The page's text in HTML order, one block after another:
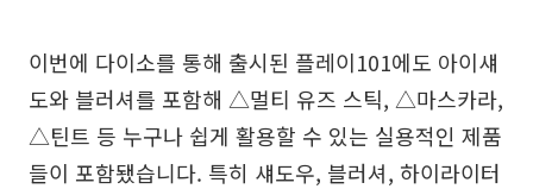
이번에 다이소를 통해 출시된 플레이101에도 아이섀
도와 블러셔를 포함해 △멀티 유즈 스틱, △마스카라,
△틴트 등 누구나 쉽게 활용할 수 있는 실용적인 제품
들이 포함됐습니다. 특히 섀도우, 블러셔, 하이라이터